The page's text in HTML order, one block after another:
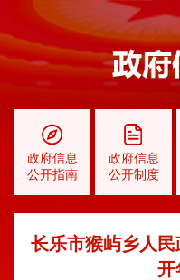
政府信息
公开指南
政府信息
公开制度
长乐市猴屿乡人
开